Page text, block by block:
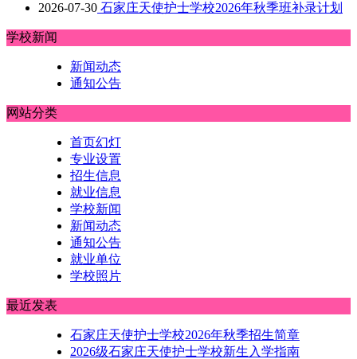
2026-07-30 石家庄天使护士学校2026年秋季班补录计划
学校新闻
新闻动态
通知公告
网站分类
首页幻灯
专业设置
招生信息
就业信息
学校新闻
新闻动态
通知公告
就业单位
学校照片
最近发表
石家庄天使护士学校2026年秋季招生简章
2026级石家庄天使护士学校新生入学指南